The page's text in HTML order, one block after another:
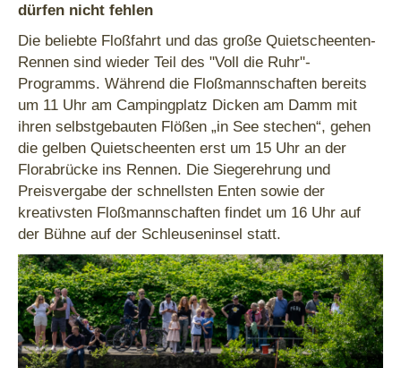
dürfen nicht fehlen
Die beliebte Floßfahrt und das große Quietscheenten-
Rennen sind wieder Teil des "Voll die Ruhr"-
Programms. Während die Floßmannschaften bereits
um 11 Uhr am Campingplatz Dicken am Damm mit
ihren selbstgebauten Flößen „in See stechen“, gehen
die gelben Quietscheenten erst um 15 Uhr an der
Florabrücke ins Rennen. Die Siegerehrung und
Preisvergabe der schnellsten Enten sowie der
kreativsten Floßmannschaften findet um 16 Uhr auf
der Bühne auf der Schleuseninsel statt.